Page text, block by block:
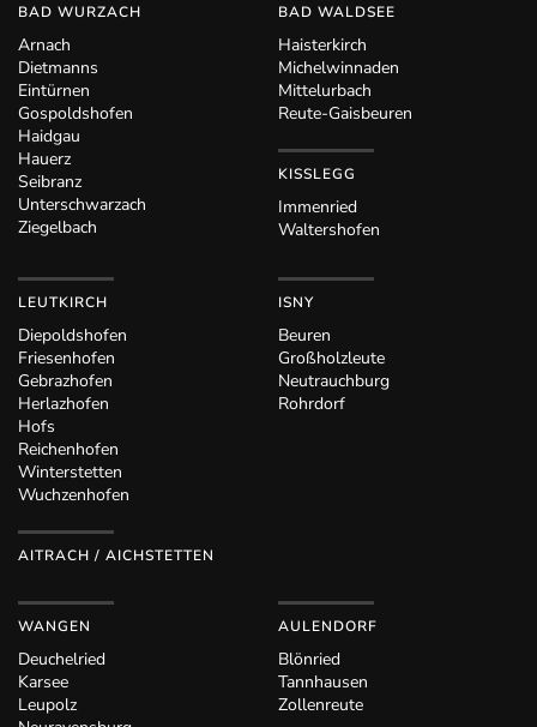
BAD WURZACH
Arnach
Dietmanns
Eintürnen
Gospoldshofen
Haidgau
Hauerz
Seibranz
Unterschwarzach
Ziegelbach
BAD WALDSEE
Haisterkirch
Michelwinnaden
Mittelurbach
Reute-Gaisbeuren
KISSLEGG
Immenried
Waltershofen
LEUTKIRCH
Diepoldshofen
Friesenhofen
Gebrazhofen
Herlazhofen
Hofs
Reichenhofen
Winterstetten
Wuchzenhofen
AITRACH / AICHSTETTEN
ISNY
Beuren
Großholzleute
Neutrauchburg
Rohrdorf
WANGEN
Deuchelried
Karsee
Leupolz
AULENDORF
Blönried
Tannhausen
Zollenreute